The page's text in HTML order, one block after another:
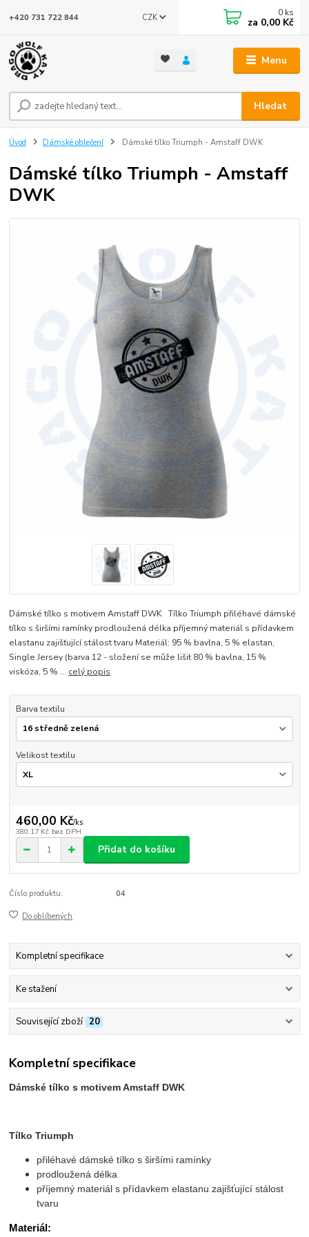
Menu
CZK
Hledat
+420 731 722 844 0 ks
za 0,00 Kč
Úvod Dámské oblečení Dámské tílko Triumph - Amstaff DWK
Dámské tílko Triumph - Amstaff
DWK
Dámské tílko s motivem Amstaff DWK Tílko Triumph přiléhavé dámské
tílko s širšími ramínky prodloužená délka příjemný materiál s přídavkem
elastanu zajišťující stálost tvaru Materiál: 95 % bavlna, 5 % elastan,
Single Jersey (barva 12 - složení se může lišit 80 % bavlna, 15 %
viskóza, 5 % ... celý popis
Barva textilu
Velikost textilu
460,00 Kč/ks
380,17 Kč bez DPH
Přidat do košíku
Číslo produktu: 04
Do oblíbených
Kompletní specifikace
Ke stažení
Související zboží 20
Kompletní specifikace
Dámské tílko s motivem Amstaff DWK
Tílko Triumph
přiléhavé dámské tílko s širšími ramínky
prodloužená délka
příjemný materiál s přídavkem elastanu zajišťující stálost
tvaru
Materiál: